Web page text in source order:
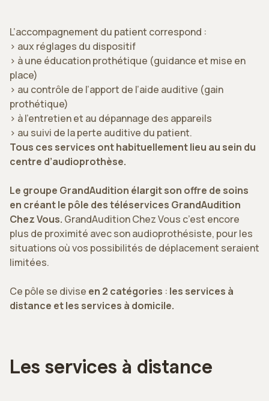
L’accompagnement du patient correspond :
> aux réglages du dispositif
> à une éducation prothétique (guidance et mise en
place)
> au contrôle de l’apport de l’aide auditive (gain
prothétique)
> à l’entretien et au dépannage des appareils
> au suivi de la perte auditive du patient.
Tous ces services ont habituellement lieu au sein du
centre d’audioprothèse.
Le groupe GrandAudition élargit son offre de soins
en créant le pôle des téléservices GrandAudition
Chez Vous. GrandAudition Chez Vous c’est encore
plus de proximité avec son audioprothésiste, pour les
situations où vos possibilités de déplacement seraient
limitées.
Ce pôle se divise en 2 catégories : les services à
distance et les services à domicile.
Les services à distance